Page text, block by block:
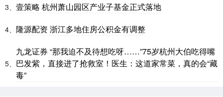
3、 壹策略 杭州萧山园区产业子基金正式落地
4、 隆源配资 浙江多地住房公积金有调整
5、
九龙证券 “那我迫不及待想吃呀……”75岁杭州大伯吃得嘴
巴发紫，直接进了抢救室！医生：这道家常菜，真的会“藏
毒”